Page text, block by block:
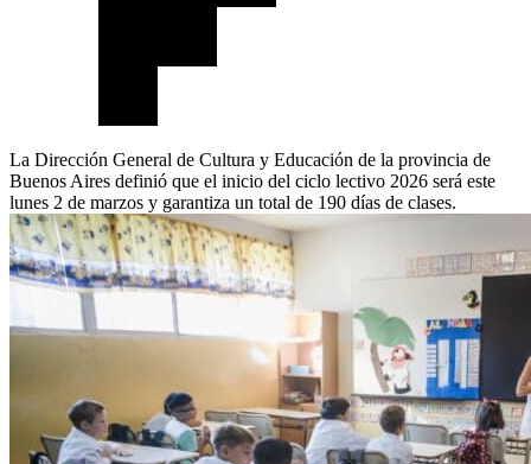
La Dirección General de Cultura y Educación de la provincia de
Buenos Aires definió que el inicio del ciclo lectivo 2026 será este
lunes 2 de marzos y garantiza un total de 190 días de clases.